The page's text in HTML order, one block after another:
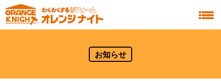
お知らせ